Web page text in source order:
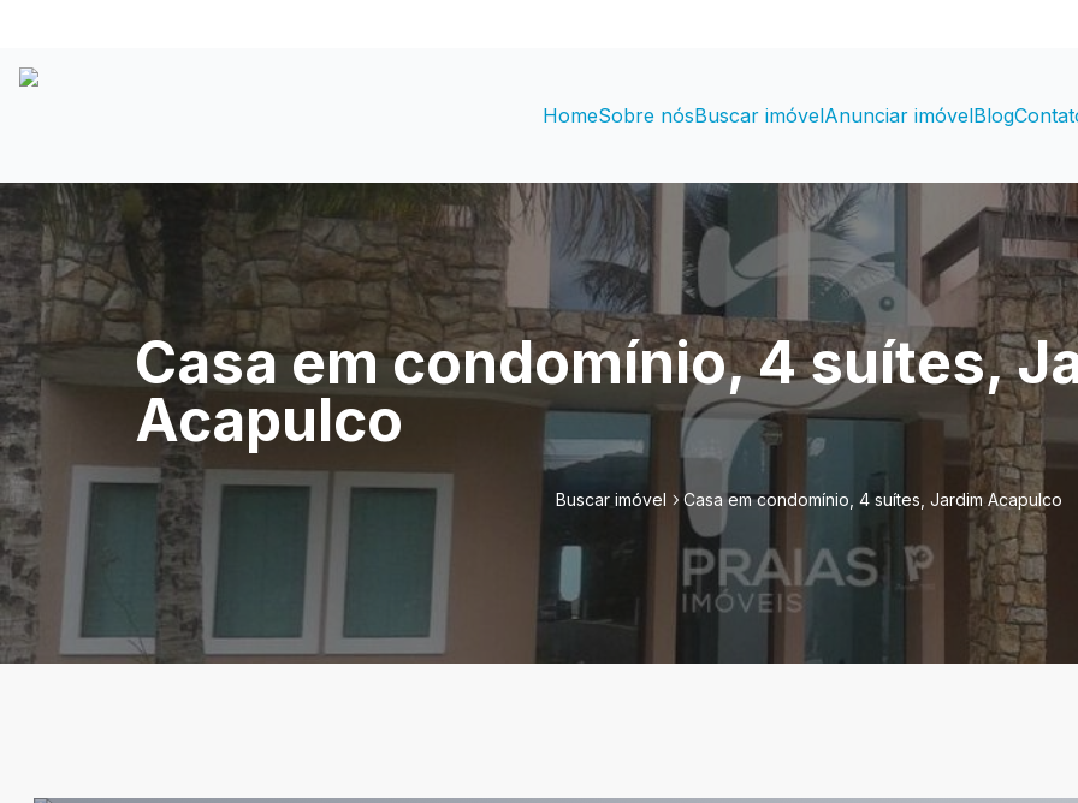
HomeSobre nósBuscar imóvelAnunciar imóvelBlog
Casa em condomínio, 4 suítes,
Acapulco
Buscar imóvel Casa em condomínio, 4 suítes, Jardim Acapulco